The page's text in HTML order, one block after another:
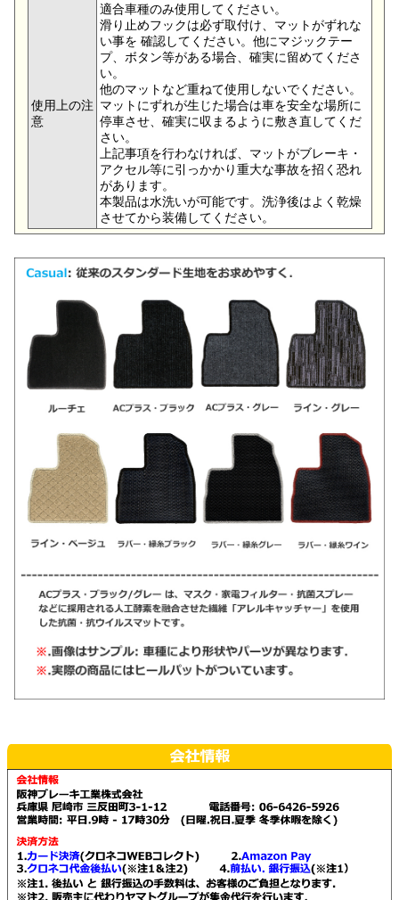
使用上の注
意
適合車種のみ使用してください。
滑り止めフックは必ず取付け、マットがずれな
い事を 確認してください。他にマジックテー
プ、ボタン等がある場合、確実に留めてくださ
い。
他のマットなど重ねて使用しないでください。
マットにずれが生じた場合は車を安全な場所に
停車させ、確実に収まるように敷き直してくだ
さい。
上記事項を行わなければ、マットがブレーキ・
アクセル等に引っかかり重大な事故を招く恐れ
があります。
本製品は水洗いが可能です。洗浄後はよく乾燥
させてから装備してください。